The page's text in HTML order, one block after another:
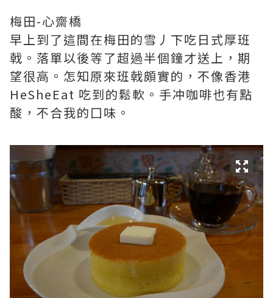
梅田-心齋橋
早上到了這間在梅田的雪丿下吃日式厚班
戟。落單以後等了超過半個鐘才送上，期
望很高。怎知原來班戟頗實的，不像香港
HeSheEat 吃到的鬆軟。手冲咖啡也有點
酸，不合我的囗味。